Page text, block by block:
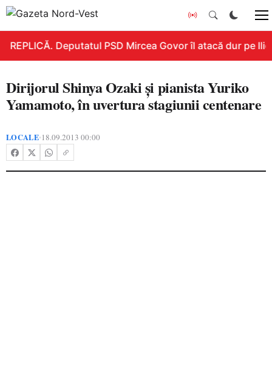
REPLICĂ. Deputatul PSD Mircea Govor îl atacă dur pe
Dirijorul Shinya Ozaki şi pianista Yuriko
Yamamoto, în uvertura stagiunii centenare
LOCALE•18.09.2013 00:00